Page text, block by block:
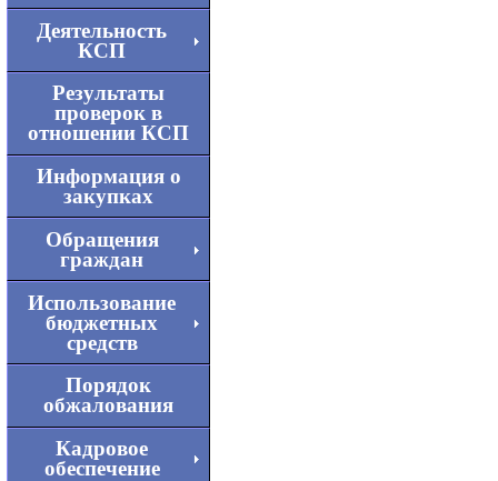
Деятельность
КСП
Результаты
проверок в
отношении КСП
Информация о
закупках
Обращения
граждан
Использование
бюджетных
средств
Порядок
обжалования
Кадровое
обеспечение